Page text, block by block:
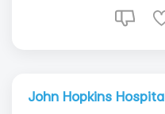
John Hopkins Hospital